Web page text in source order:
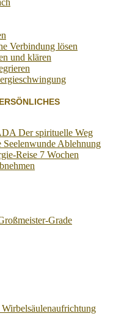
Verbindung lösen
und klären
Der spirituelle Weg
Ablehnung
Reise 7 Wochen
Grade